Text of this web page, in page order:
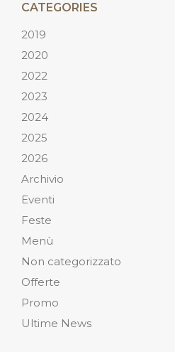
CATEGORIES
2019
2020
2022
2023
2024
2025
2026
Archivio
Eventi
Feste
Menù
Non categorizzato
Offerte
Promo
Ultime News